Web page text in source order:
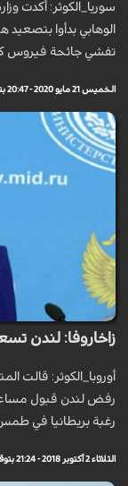
سوريا_الكوثر: أكدت
الوهابي بدأوا
تفشي جائحة فيروس
الخميس 21 مايو 2020 - 20:47 بتوقيت مكة
زاخاروفا: لندن
أوروبا_الكوثر: قالت
رفض لندن قبول
رغبة بريطانيا في
الثلاثاء 2 أكتوبر 2018 - 21:24 بتوقيت مكة